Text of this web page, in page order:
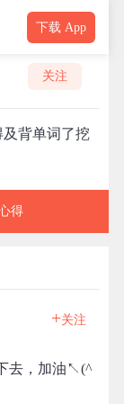
下载 App
关注
背单词了挖
得
+关注
去，加油↖(^